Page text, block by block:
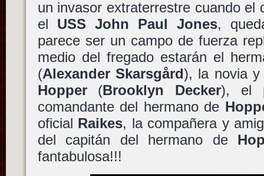
un invasor extraterrestre cuando el
el USS John Paul Jones,
parece ser un campo de fuerza
medio del fregado estarán el
(Alexander Skarsgård), la novia y
Hopper(Brooklyn Decker), el
comandante del hermano de
oficial Raikes, la compañera y
del capitán del hermano de
fantabulosa!!!